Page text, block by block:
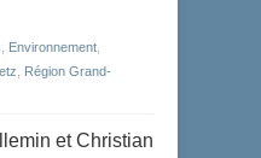
Environnement
Région Grand-
et Christian